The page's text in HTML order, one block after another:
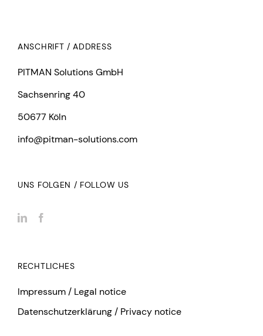
ANSCHRIFT / ADDRESS
PITMAN Solutions GmbH
Sachsenring 40
50677 Köln
info@pitman-solutions.com
UNS FOLGEN / FOLLOW US
RECHTLICHES
Impressum / Legal notice
Datenschutzerklärung / Privacy notice